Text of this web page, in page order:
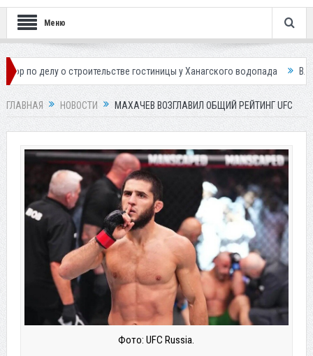
Меню
о строительстве гостиницы у Ханагского водопада Власти
ГЛАВНАЯ НОВОСТИ МАХАЧЕВ ВОЗГЛАВИЛ ОБЩИЙ РЕЙТИНГ UFC
Фото: UFC Russia.